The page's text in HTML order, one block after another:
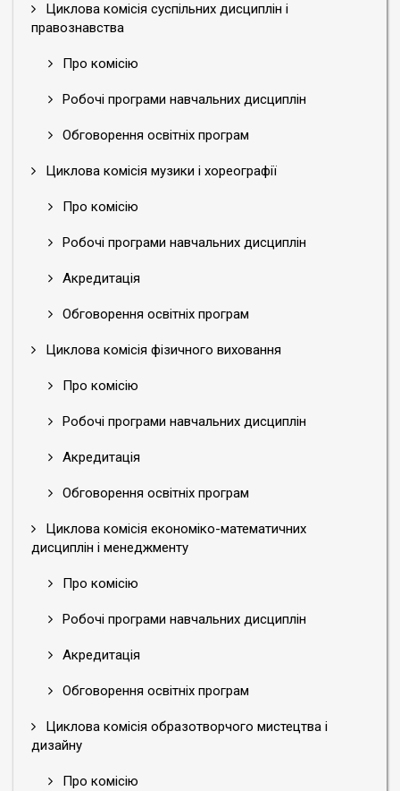
Циклова комісія суспільних дисциплін і
правознавства
Про комісію
Робочі програми навчальних дисциплін
Обговорення освітніх програм
Циклова комісія музики і хореографії
Про комісію
Робочі програми навчальних дисциплін
Акредитація
Обговорення освітніх програм
Циклова комісія фізичного виховання
Про комісію
Робочі програми навчальних дисциплін
Акредитація
Обговорення освітніх програм
Циклова комісія економіко-математичних
дисциплін і менеджменту
Про комісію
Робочі програми навчальних дисциплін
Акредитація
Обговорення освітніх програм
Циклова комісія образотворчого мистецтва і
дизайну
Про комісію